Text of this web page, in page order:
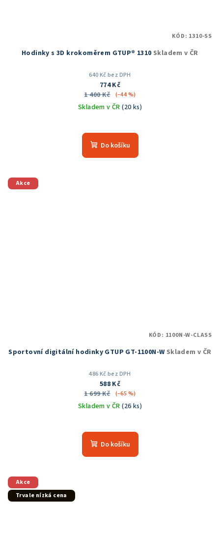
Hodinky s 3D krokoměrem GTUP® 1310 Skladem v ČR
640 Kč bez DPH
774 Kč
1 400 Kč
(–44 %)
Skladem v ČR(20 ks)
Do košíku
KÓD: 1310-SS
Akce
Sportovní digitální hodinky GTUP GT-1100N-W Skladem v ČR
486 Kč bez DPH
588 Kč
1 699 Kč
(–65 %)
Skladem v ČR(26 ks)
Do košíku
KÓD: 1100N-W-CLASS
Akce
Trvale nízká cena